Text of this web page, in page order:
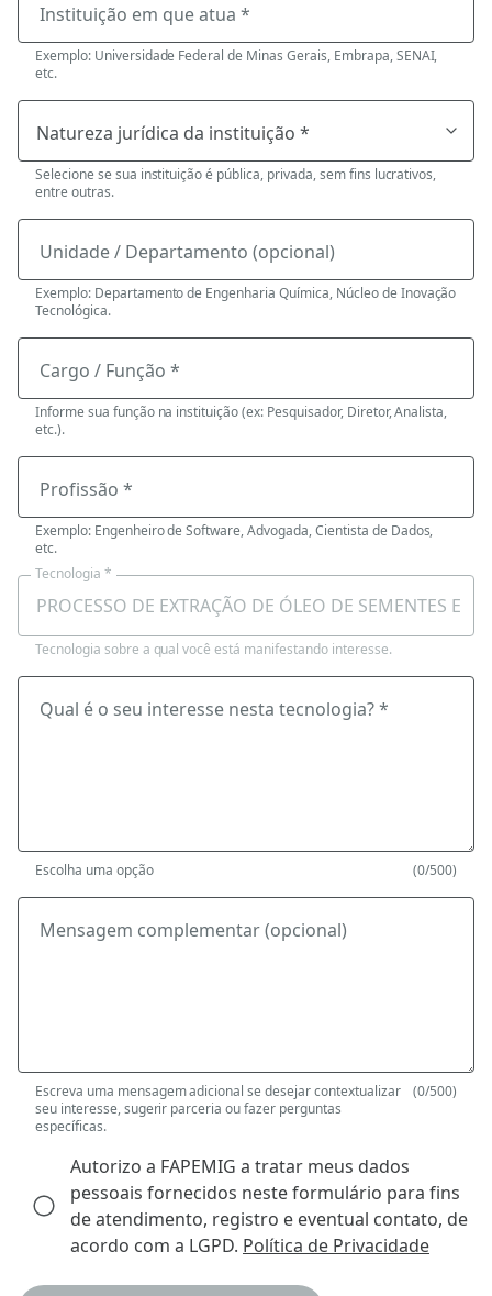
Instituição em que atua *
Exemplo: Universidade Federal de Minas Gerais, Embrapa, SENAI,
etc.
Selecione se sua instituição é pública, privada, sem fins lucrativos,
entre outras.
Unidade / Departamento (opcional)
Exemplo: Departamento de Engenharia Química, Núcleo de Inovação
Tecnológica.
Cargo / Função *
Informe sua função na instituição (ex: Pesquisador, Diretor, Analista,
etc.).
Profissão *
Exemplo: Engenheiro de Software, Advogada, Cientista de Dados,
etc.
Tecnologia *
Tecnologia sobre a qual você está manifestando interesse.
Qual é o seu interesse nesta tecnologia? *
Escolha uma opção (0/500)
Mensagem complementar (opcional)
Escreva uma mensagem adicional se desejar contextualizar
seu interesse, sugerir parceria ou fazer perguntas
específicas.
(0/500)
Autorizo a FAPEMIG a tratar meus dados
pessoais fornecidos neste formulário para fins
de atendimento, registro e eventual contato, de
acordo com a LGPD. Política de Privacidade